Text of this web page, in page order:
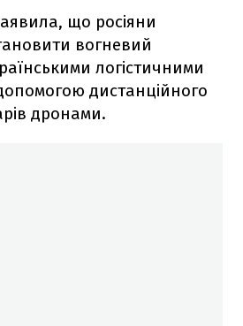
що росіяни
вогневий
логістичними
дистанційного
дронами.